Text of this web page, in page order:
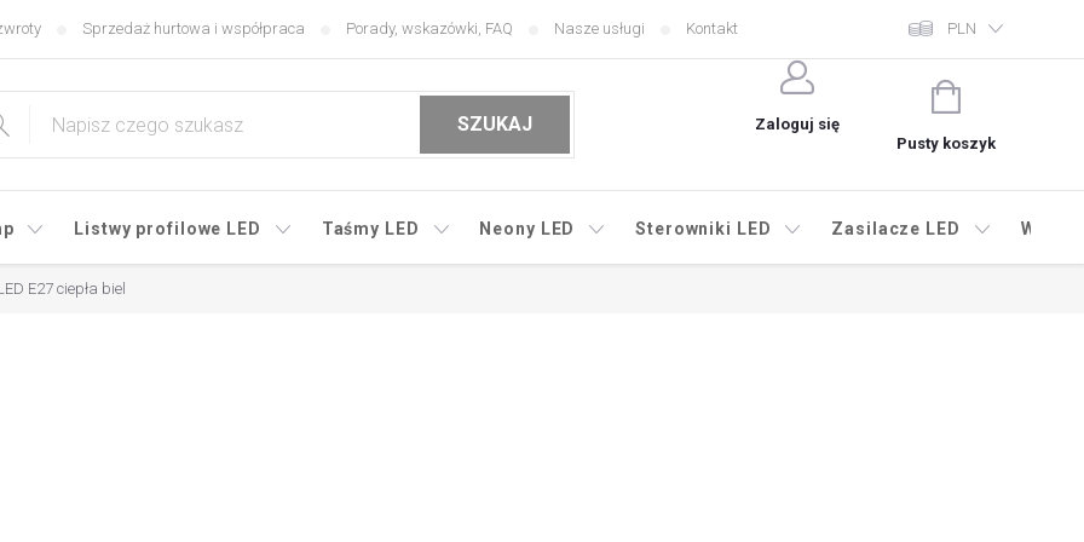
Sprzedaż hurtowa i współpraca Porady, wskazówki, FAQ Nasze usługi Kontakt PLN
SZUKAJ Zaloguj się
KOSZYK
Pusty koszyk
Listwy profilowe LED Taśmy LED Neony LED Sterowniki LED Zasilacze LED
E27 ciepła biel